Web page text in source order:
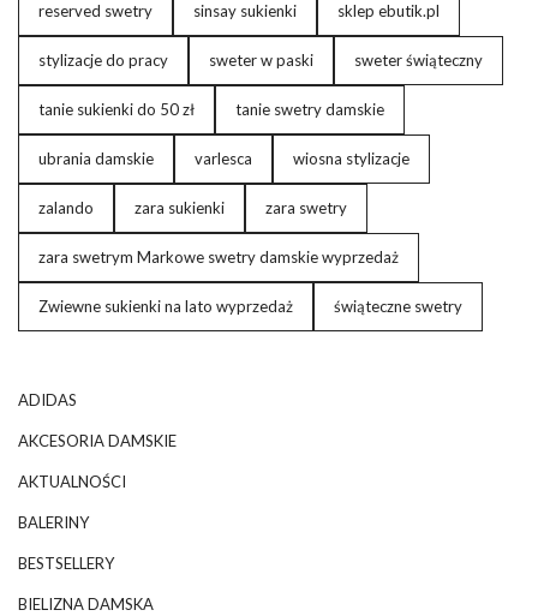
reserved swetry sinsay sukienki sklep ebutik.pl
stylizacje do pracy sweter w paski sweter świąteczny
tanie sukienki do 50 zł tanie swetry damskie
ubrania damskie varlesca wiosna stylizacje
zalando zara sukienki zara swetry
zara swetrym Markowe swetry damskie wyprzedaż
Zwiewne sukienki na lato wyprzedaż świąteczne swetry
ADIDAS
AKCESORIA DAMSKIE
AKTUALNOŚCI
BALERINY
BESTSELLERY
BIELIZNA DAMSKA